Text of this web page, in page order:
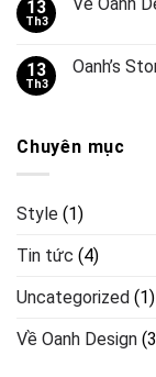
13
Th3
Về Oanh
13
Th3
Oanh’s
Chuyên mục
Style (1)
Tin tức (4)
Uncategorized (1)
Về Oanh Design